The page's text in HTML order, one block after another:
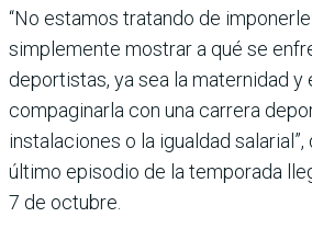
“No estamos tratando de
simplemente mostrar a qué se
deportistas, ya sea la maternidad y
compaginarla con una carrera
instalaciones o la igualdad salarial”,
último episodio de la temporada
7 de octubre.